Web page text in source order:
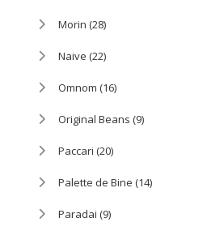
Morin (28)
Naive (22)
Omnom (16)
Original Beans (9)
Paccari (20)
Palette de Bine (14)
Paradai (9)